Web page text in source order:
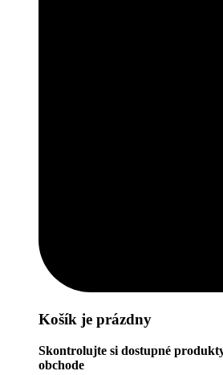
Košík je prázdny
Skontrolujte si dostupné
obchode